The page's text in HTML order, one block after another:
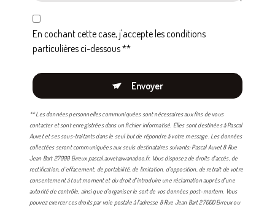
En cochant cette case, j'accepte les conditions
particulières ci-dessous **
Envoyer
** Les données personnelles communiquées sont nécessaires aux fins de vous
contacter et sont enregistrées dans un fichier informatisé. Elles sont destinées à Pascal
Auvet et ses sous-traitants dans le seul but de répondre à votre message. Les données
collectées seront communiquées aux seuls destinataires suivants: Pascal Auvet 8 Rue
Jean Bart 27000 Evreux pascal.auvet@wanadoo.fr. Vous disposez de droits d’accès, de
rectification, d’effacement, de portabilité, de limitation, d’opposition, de retrait de votre
consentement à tout moment et du droit d’introduire une réclamation auprès d’une
autorité de contrôle, ainsi que d’organiser le sort de vos données post-mortem. Vous
pouvez exercer ces droits par voie postale à l'adresse 8 Rue Jean Bart 27000 Evreux ou